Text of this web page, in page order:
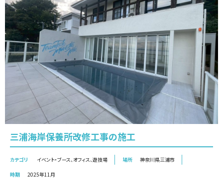
三浦海岸保養所改修工事の施工
カテゴリ イベント・ブース、オフィス、遊技場 場所
神奈川県三浦市
時期
2025年11月